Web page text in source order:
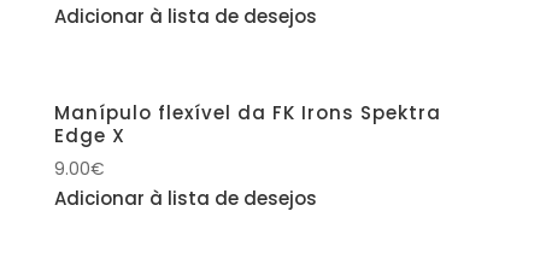
Adicionar à lista de desejos
Manípulo flexível da FK Irons Spektra
Edge X
9.00€
Adicionar à lista de desejos